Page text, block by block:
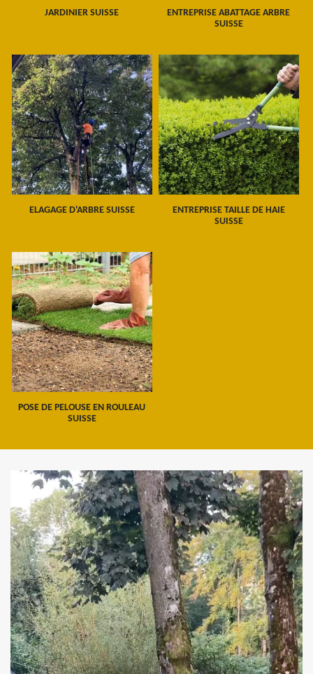
JARDINIER SUISSE
ENTREPRISE ABATTAGE ARBRE
SUISSE
ELAGAGE D'ARBRE SUISSE
ENTREPRISE TAILLE DE HAIE
SUISSE
POSE DE PELOUSE EN ROULEAU
SUISSE